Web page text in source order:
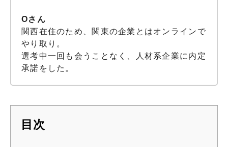
Oさん
関西在住のため、関東の企業とはオンラインで
やり取り。
選考中一回も会うことなく、人材系企業に内定
承諾をした。
目次